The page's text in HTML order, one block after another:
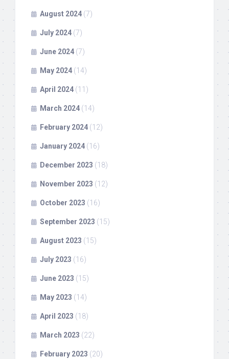
August 2024 (7)
July 2024 (7)
June 2024 (7)
May 2024 (14)
April 2024 (11)
March 2024 (14)
February 2024 (12)
January 2024 (16)
December 2023 (18)
November 2023 (12)
October 2023 (16)
September 2023 (15)
August 2023 (15)
July 2023 (16)
June 2023 (15)
May 2023 (14)
April 2023 (18)
March 2023 (22)
February 2023 (20)